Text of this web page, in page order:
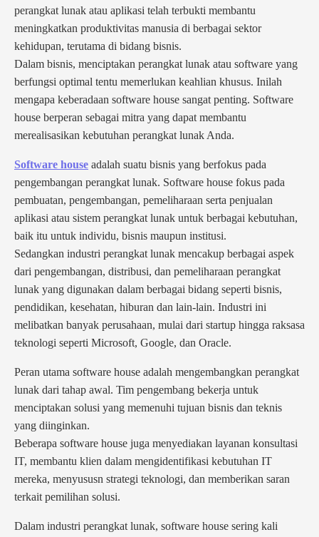
perangkat lunak atau aplikasi telah terbukti membantu
meningkatkan produktivitas manusia di berbagai sektor
kehidupan, terutama di bidang bisnis.
Dalam bisnis, menciptakan perangkat lunak atau software yang
berfungsi optimal tentu memerlukan keahlian khusus. Inilah
mengapa keberadaan software house sangat penting. Software
house berperan sebagai mitra yang dapat membantu
merealisasikan kebutuhan perangkat lunak Anda.
Software house adalah suatu bisnis yang berfokus pada
pengembangan perangkat lunak. Software house fokus pada
pembuatan, pengembangan, pemeliharaan serta penjualan
aplikasi atau sistem perangkat lunak untuk berbagai kebutuhan,
baik itu untuk individu, bisnis maupun institusi.
Sedangkan industri perangkat lunak mencakup berbagai aspek
dari pengembangan, distribusi, dan pemeliharaan perangkat
lunak yang digunakan dalam berbagai bidang seperti bisnis,
pendidikan, kesehatan, hiburan dan lain-lain. Industri ini
melibatkan banyak perusahaan, mulai dari startup hingga raksasa
teknologi seperti Microsoft, Google, dan Oracle.
Peran utama software house adalah mengembangkan perangkat
lunak dari tahap awal. Tim pengembang bekerja untuk
menciptakan solusi yang memenuhi tujuan bisnis dan teknis
yang diinginkan.
Beberapa software house juga menyediakan layanan konsultasi
IT, membantu klien dalam mengidentifikasi kebutuhan IT
mereka, menyususn strategi teknologi, dan memberikan saran
terkait pemilihan solusi.
Dalam industri perangkat lunak, software house sering kali